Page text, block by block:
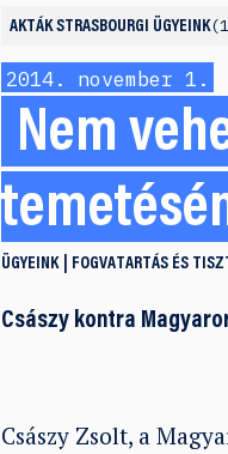
AKTÁK STRASBOURGI ÜGYEINK
2014. november 1.
Nem
ÜGYEINK FOGVATARTÁS ÉS
Császy kontra
Császy Zsolt, a